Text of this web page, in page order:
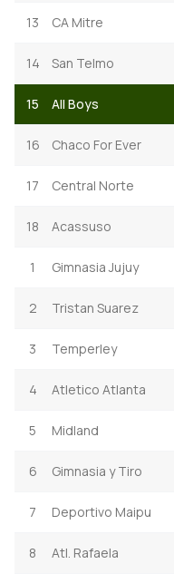
13 CA Mitre
14 San Telmo
15 All Boys
16 Chaco For Ever
17 Central Norte
18 Acassuso
1 Gimnasia Jujuy
2 Tristan Suarez
3 Temperley
4 Atletico Atlanta
5 Midland
6 Gimnasia y Tiro
7 Deportivo Maipu
8 Atl. Rafaela